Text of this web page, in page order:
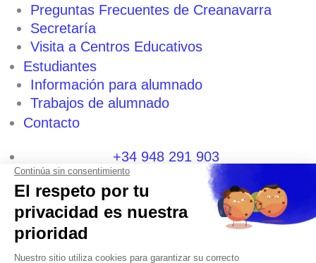
Preguntas Frecuentes de Creanavarra
Secretaría
Visita a Centros Educativos
Estudiantes
Información para alumnado
Trabajos de alumnado
Contacto
+34 948 291 903
+34 600 404 592
I
n
F
a
T
w
L
i
P
i
Y
o